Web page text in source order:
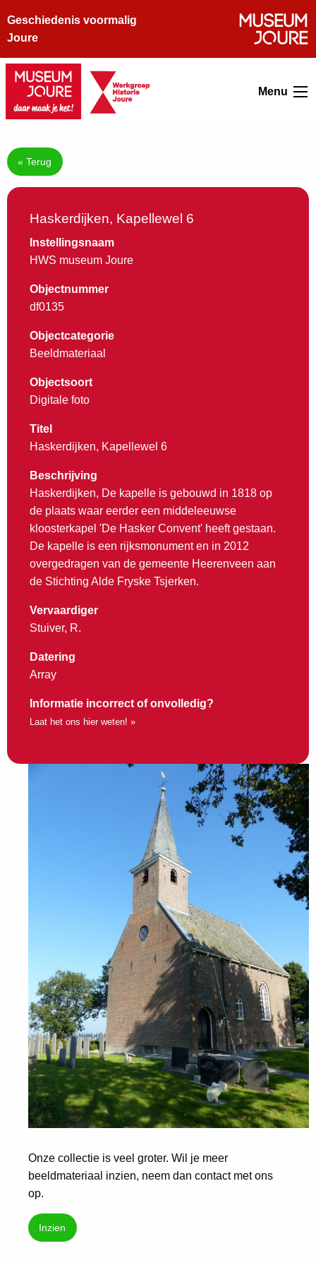
Geschiedenis voormalig
Joure
Menu
« Terug
Haskerdijken, Kapellewel 6
Instellingsnaam
HWS museum Joure
Objectnummer
df0135
Objectcategorie
Beeldmateriaal
Objectsoort
Digitale foto
Titel
Haskerdijken, Kapellewel 6
Beschrijving
Haskerdijken, De kapelle is gebouwd in 1818 op
de plaats waar eerder een middeleeuwse
kloosterkapel 'De Hasker Convent' heeft gestaan.
De kapelle is een rijksmonument en in 2012
overgedragen van de gemeente Heerenveen aan
de Stichting Alde Fryske Tsjerken.
Vervaardiger
Stuiver, R.
Datering
Array
Informatie incorrect of onvolledig?
Laat het ons hier weten! »
Onze collectie is veel groter. Wil je meer
beeldmateriaal inzien, neem dan contact met ons
op.
Inzien